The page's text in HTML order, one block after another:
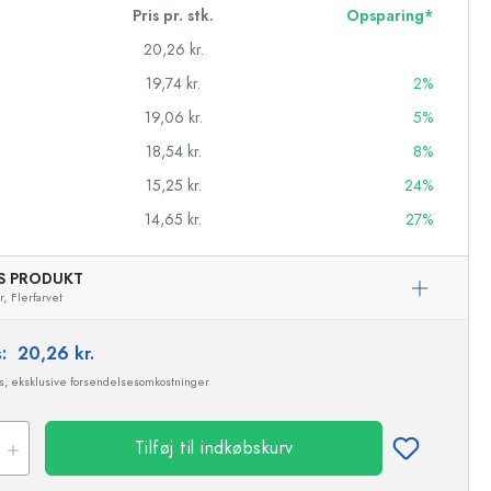
Pris pr. stk.
Opsparing*
20,26 kr.
19,74 kr.
2%
19,06 kr.
5%
18,54 kr.
8%
15,25 kr.
24%
14,65 kr. 27%
PRODUKT
Flerfarvet
20,26 kr.
eksklusive forsendelsesomkostninger
Tilføj til indkøbskurv